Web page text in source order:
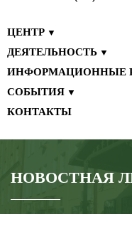
ЦЕНТР ▼
ДЕЯТЕЛЬНОСТЬ ▼
ИНФОРМАЦИОННЫЕ
СОБЫТИЯ ▼
КОНТАКТЫ
НОВОСТНАЯ